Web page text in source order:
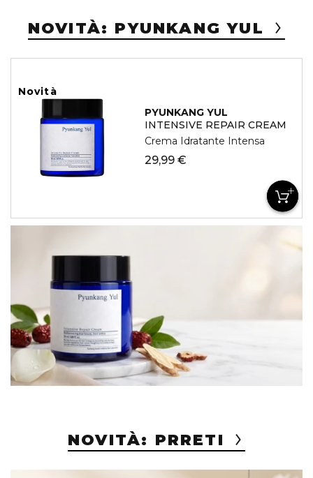
NOVITÀ: PYUNKANG YUL
Novità
PYUNKANG YUL
INTENSIVE REPAIR CREAM
Crema Idratante Intensa
29,99 €
NOVITÀ: PRRETI